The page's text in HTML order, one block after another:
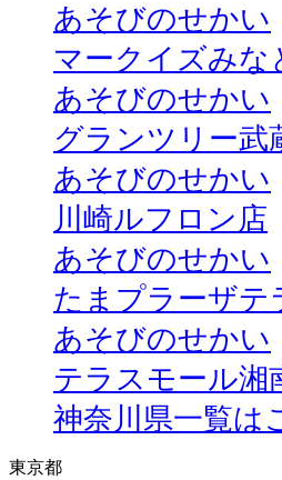
あそびのせかい
マークイズみな
あそびのせかい
グランツリー武
あそびのせかい
川崎ルフロン店
あそびのせかい
たまプラーザテ
あそびのせかい
テラスモール湘
神奈川県一覧は
東京都